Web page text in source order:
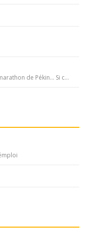
Organisateur des foulées de la soie, du marathon de Pékin... Si courir était notre seul but, nous passerions à côté de moments inoubliables ». Depuis 1996 SDPOrganisation, spécialiste de la course aventure à vocation sportive et culturelle